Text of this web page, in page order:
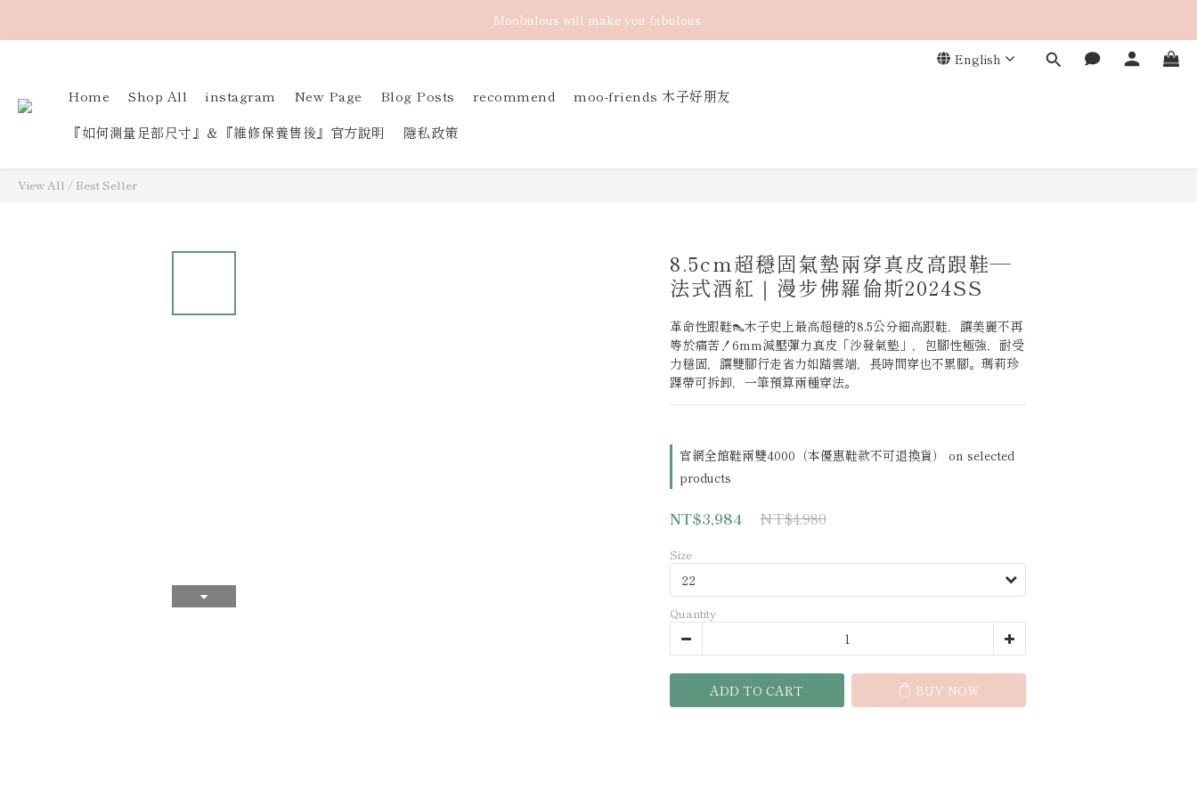
Moobulous will make you fabulous.
English
Home Shop All instagram New Page Blog Posts recommend
moo-friends 木子好朋友
『如何測量足部尺寸』＆『維修保養售後』官方說明
隱私政策
View All / Best Seller
8.5cm超穩固氣墊兩穿真皮高跟鞋—
法式酒紅｜漫步佛羅倫斯2024SS
革命性跟鞋👠木子史上最高超穩的8.5公分細高跟鞋，讓美麗不再
等於痛苦！6mm減壓彈力真皮「沙發氣墊」，包腳性極強，耐受
力穩固，讓雙腳行走省力如踏雲端，長時間穿也不累腳。瑪莉珍
踝帶可拆卸，一筆預算兩種穿法。
官網全館鞋兩雙4000（本優惠鞋款不可退換貨） on selected
products
NT$3,984 NT$4,980
Size
Quantity
ADD TO CART BUY NOW